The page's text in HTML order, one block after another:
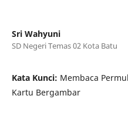
Sri Wahyuni
SD Negeri Temas 02 Kota Batu
Kata Kunci: Membaca
Kartu Bergambar